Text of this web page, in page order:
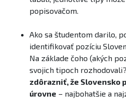
popisovačom.
Ako sa študentom darilo,
identifikovať pozíciu
Na základe čoho (akých
svojich tipoch rozhodovali?
zdôrazniť, že Slovensko
úrovne – najbohatšie a